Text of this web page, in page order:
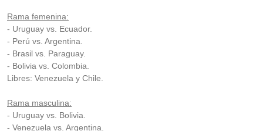
Rama femenina:
- Uruguay vs. Ecuador.
- Perú vs. Argentina.
- Brasil vs. Paraguay.
- Bolivia vs. Colombia.
Libres: Venezuela y Chile.
Rama masculina:
- Uruguay vs. Bolivia.
- Venezuela vs. Argentina.